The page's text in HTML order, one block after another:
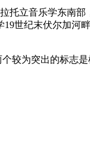
托立音乐学东南
19世纪末伏尔加河
较为突出的标志